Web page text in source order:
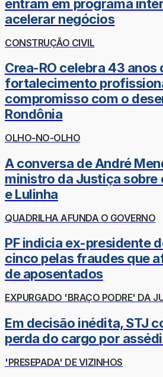
entram em programa
acelerar negócios
CONSTRUÇÃO CIVIL
Crea-RO celebra 43 anos
fortalecimento
compromisso com o
Rondônia
OLHO-NO-OLHO
A conversa de André
ministro da Justiça sobre
e Lulinha
QUADRILHA AFUNDA O GOVERNO
PF indicia ex-presidente
cinco pelas fraudes que
de aposentados
EXPURGADO 'BRAÇO PODRE' DA
Em decisão inédita, STJ
perda do cargo por
'PRESEPADA' DE VIZINHOS